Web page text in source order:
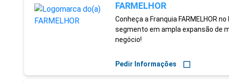
FARMELHOR
Conheça a Franquia FARMELHOR
segmento em ampla expansão de
negócio!
Pedir Informações